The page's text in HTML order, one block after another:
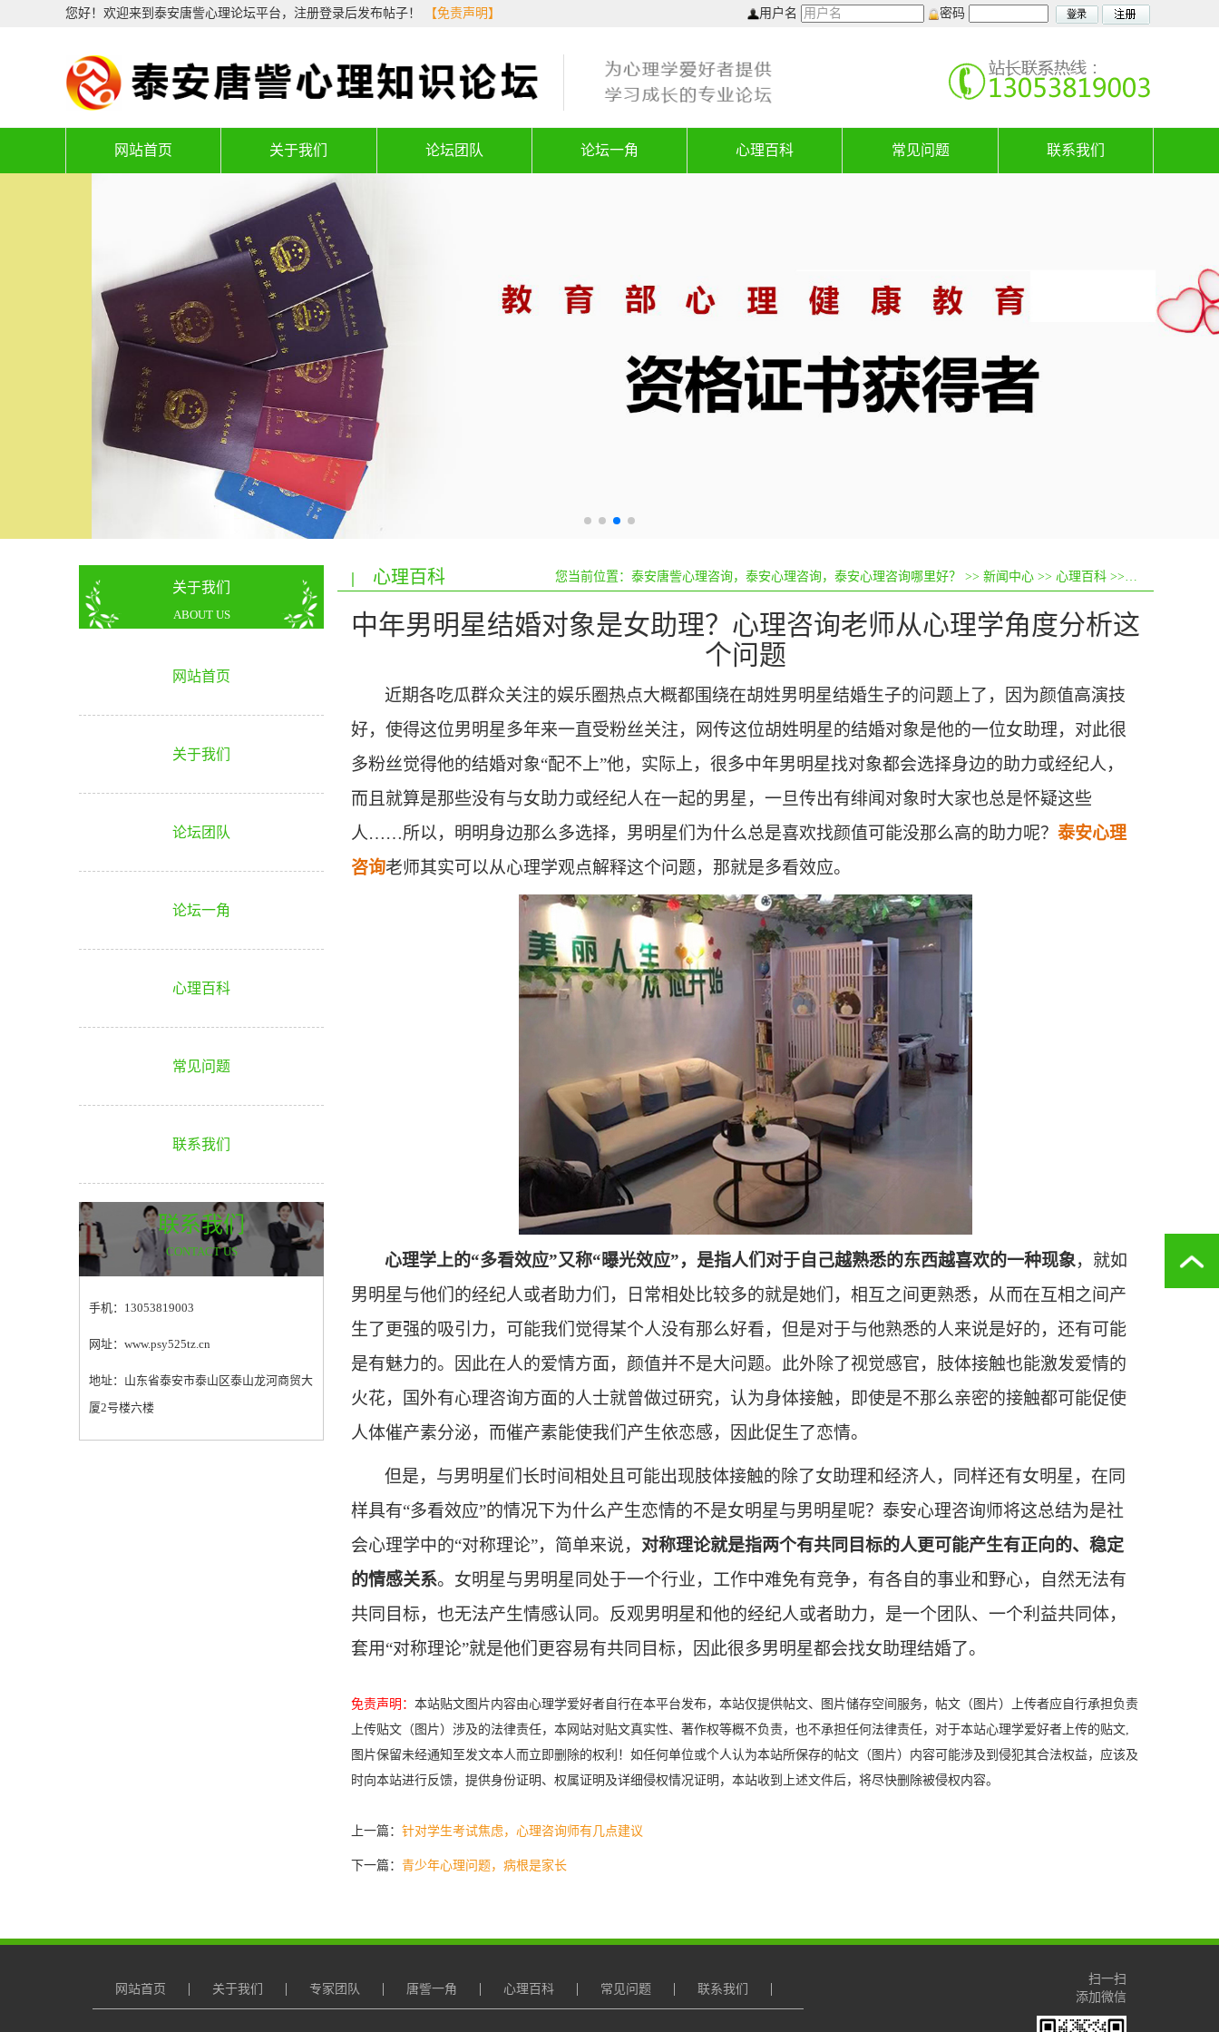
您好！欢迎来到泰安唐訾心理论坛平台，注册登录后发布帖子！ 【免责声明】 用户名 密码
网站首页 关于我们 论坛团队 论坛一角 心理百科 常见问题 联系我们
关于我们
ABOUT US
网站首页
关于我们
论坛团队
论坛一角
心理百科
常见问题
联系我们
联系我们
CONTACT US
手机：13053819003
网址：www.psy525tz.cn
地址：山东省泰安市泰山区泰山龙河商贸大
厦2号楼六楼
| 心理百科 您当前位置： 泰安唐訾心理咨询，泰安心理咨询，泰安心理咨询哪里好？ >> 新闻中心 >> 心理百科 >> 浏览帖子
中年男明星结婚对象是女助理？心理咨询老师从心理学角度分析这
个问题
近期各吃瓜群众关注的娱乐圈热点大概都围绕在胡姓男明星结婚生子的问题上了，因为颜值高演技
好，使得这位男明星多年来一直受粉丝关注，网传这位胡姓明星的结婚对象是他的一位女助理，对此很
多粉丝觉得他的结婚对象“配不上”他，实际上，很多中年男明星找对象都会选择身边的助力或经纪人，
而且就算是那些没有与女助力或经纪人在一起的男星，一旦传出有绯闻对象时大家也总是怀疑这些
人……所以，明明身边那么多选择，男明星们为什么总是喜欢找颜值可能没那么高的助力呢？ 泰安心理
咨询老师其实可以从心理学观点解释这个问题，那就是多看效应。
心理学上的“多看效应”又称“曝光效应”，是指人们对于自己越熟悉的东西越喜欢的一种现象，就如
男明星与他们的经纪人或者助力们，日常相处比较多的就是她们，相互之间更熟悉，从而在互相之间产
生了更强的吸引力，可能我们觉得某个人没有那么好看，但是对于与他熟悉的人来说是好的，还有可能
是有魅力的。因此在人的爱情方面，颜值并不是大问题。此外除了视觉感官，肢体接触也能激发爱情的
火花，国外有心理咨询方面的人士就曾做过研究，认为身体接触，即使是不那么亲密的接触都可能促使
人体催产素分泌，而催产素能使我们产生依恋感，因此促生了恋情。
但是，与男明星们长时间相处且可能出现肢体接触的除了女助理和经济人，同样还有女明星，在同
样具有“多看效应”的情况下为什么产生恋情的不是女明星与男明星呢？泰安心理咨询师将这总结为是社
会心理学中的“对称理论”，简单来说， 对称理论就是指两个有共同目标的人更可能产生有正向的、稳定
的情感关系。女明星与男明星同处于一个行业，工作中难免有竞争，有各自的事业和野心，自然无法有
共同目标，也无法产生情感认同。反观男明星和他的经纪人或者助力，是一个团队、一个利益共同体，
套用“对称理论”就是他们更容易有共同目标，因此很多男明星都会找女助理结婚了。
免责声明： 本站贴文图片内容由心理学爱好者自行在本平台发布，本站仅提供帖文、图片储存空间服务，帖文（图片）上传者应自行承担负责
上传贴文（图片）涉及的法律责任，本网站对贴文真实性、著作权等概不负责，也不承担任何法律责任，对于本站心理学爱好者上传的贴文,
图片保留未经通知至发文本人而立即删除的权利！如任何单位或个人认为本站所保存的帖文（图片）内容可能涉及到侵犯其合法权益，应该及
时向本站进行反馈，提供身份证明、权属证明及详细侵权情况证明，本站收到上述文件后，将尽快删除被侵权内容。
上一篇： 针对学生考试焦虑，心理咨询师有几点建议
下一篇： 青少年心理问题，病根是家长
网站首页 关于我们 专家团队 唐訾一角 心理百科 常见问题 联系我们
扫一扫
添加微信